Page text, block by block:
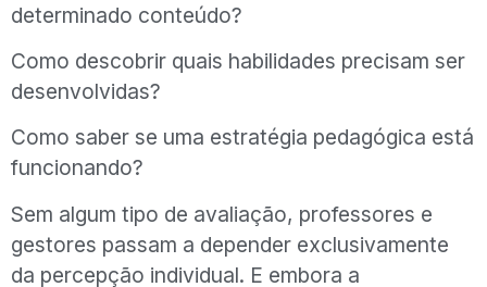
determinado conteúdo?
Como descobrir quais habilidades precisam ser
desenvolvidas?
Como saber se uma estratégia pedagógica está
funcionando?
Sem algum tipo de avaliação, professores e
gestores passam a depender exclusivamente
da percepção individual. E embora a